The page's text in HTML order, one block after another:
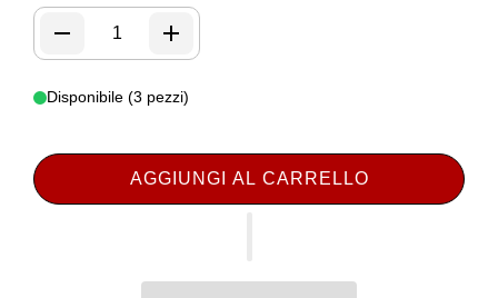
Disponibile (3 pezzi)
AGGIUNGI AL CARRELLO